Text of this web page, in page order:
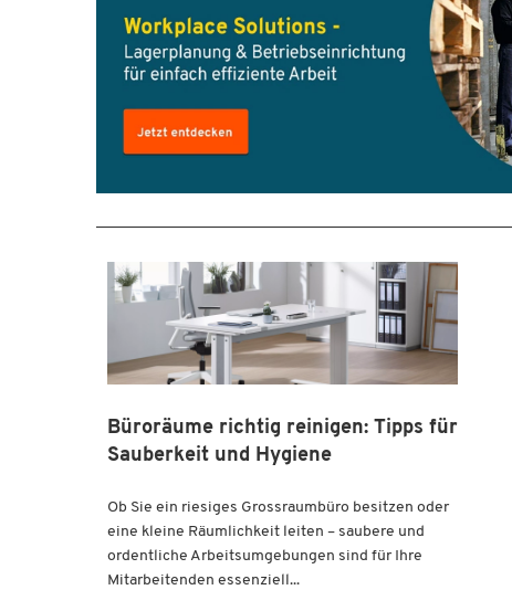
Büroräume richtig reinigen: Tipps für
Sauberkeit und Hygiene
Ob Sie ein riesiges Grossraumbüro besitzen oder
eine kleine Räumlichkeit leiten – saubere und
ordentliche Arbeitsumgebungen sind für Ihre
Mitarbeitenden essenziell...